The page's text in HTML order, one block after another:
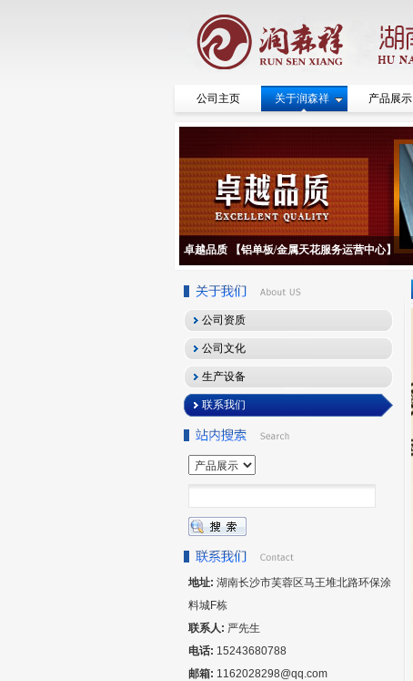
公司主页 关于润森祥 产品展示
卓越品质 【铝单板/金属天花服务运营中心】
公司资质
公司文化
生产设备
联系我们
地址: 湖南长沙市芙蓉区马王堆北路环保涂
料城F栋
联系人: 严先生
电话: 15243680788
邮箱: 1162028298@qq.com